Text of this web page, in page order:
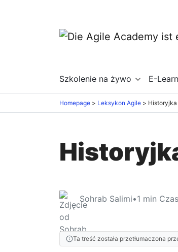
Szkolenie na żywo E-
Homepage Leksykon Agile
Sohrab Salimi•1 min
Ta treść została przetłumaczona